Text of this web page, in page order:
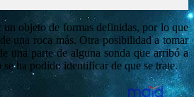
un objeto de formas definidas, por lo que
de una roca más. Otra posibilidad a tomar
una parte de alguna sonda que arribó a
se ha podido identificar de que se trate.